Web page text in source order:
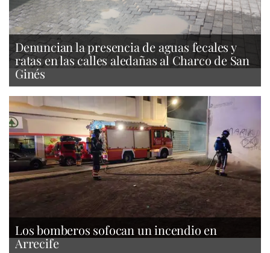
Denuncian la presencia de aguas fecales y
ratas en las calles aledañas al Charco de San
Ginés
Los bomberos sofocan un incendio en
Arrecife